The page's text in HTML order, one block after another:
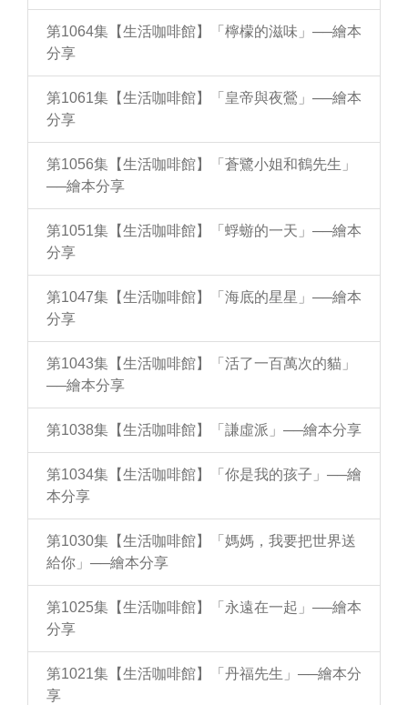
第1064集【生活咖啡館】「檸檬的滋味」──繪本
分享
第1061集【生活咖啡館】「皇帝與夜鶯」──繪本
分享
第1056集【生活咖啡館】「蒼鷺小姐和鶴先生」
──繪本分享
第1051集【生活咖啡館】「蜉蝣的一天」──繪本
分享
第1047集【生活咖啡館】「海底的星星」──繪本
分享
第1043集【生活咖啡館】「活了一百萬次的貓」
──繪本分享
第1038集【生活咖啡館】「謙虛派」──繪本分享
第1034集【生活咖啡館】「你是我的孩子」──繪
本分享
第1030集【生活咖啡館】「媽媽，我要把世界送
給你」──繪本分享
第1025集【生活咖啡館】「永遠在一起」──繪本
分享
第1021集【生活咖啡館】「丹福先生」──繪本分
享